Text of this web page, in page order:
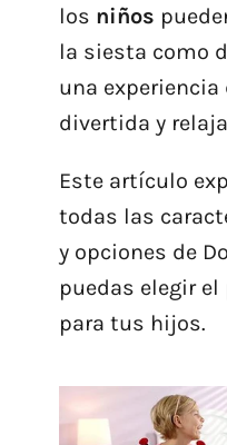
los niños
la siesta como
una experiencia
divertida y
Este artículo
todas las
y opciones de
puedas elegir
para tus hijos.